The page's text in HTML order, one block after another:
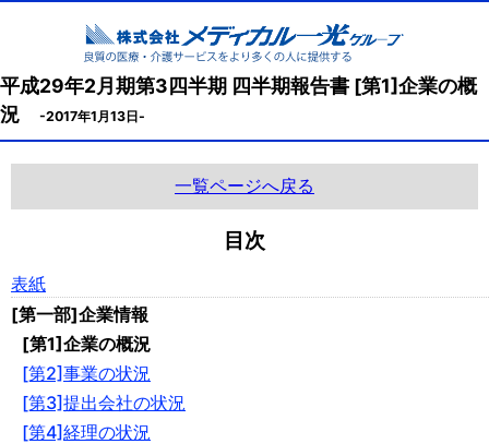
平成29年2月期第3四半期 四半期報告書 [第1]企業の概
況
-2017年1月13日-
一覧ページへ戻る
目次
表紙
[第一部]企業情報
[第1]企業の概況
[第2]事業の状況
[第3]提出会社の状況
[第4]経理の状況